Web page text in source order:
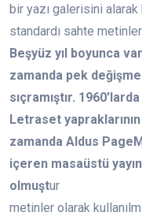
bir yazı galerisini alarak
standardı sahte metinler
Beşyüz yıl boyunca
zamanda pek
sıçramıştır.
Letraset yapraklarının
zamanda Aldus
içeren masaüstü
olmuştur
metinler olarak